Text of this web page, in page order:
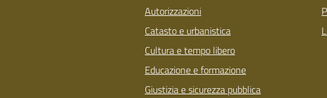
Autorizzazioni
Catasto e urbanistica
Cultura e tempo libero
Educazione e formazione
Giustizia e sicurezza pubblica